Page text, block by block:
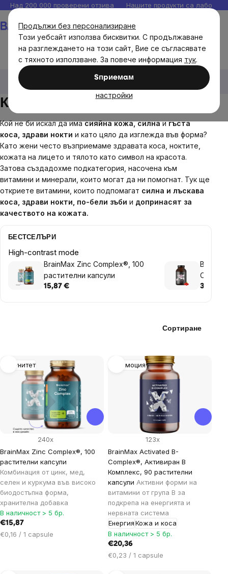
Продължи без персонализиране
Този уебсайт използва бисквитки. С продължаване
на разглеждането на този сайт, Вие се съгласявате
с тяхното използване. За повече информация тук.
Sпpиeмaм
настройки
Прескочи
към
съдържанието
Над 200 000 проверени отзива Нашите продукти са
Brainmax хранителни добавки
здраве
Кожа, коса, нокти
Кой не би искал да имасияйна кожа, силнаигъста
коса, здрави нокти и като цяло да изглежда във форма?
Като жени често възприемаме здравата коса, ноктите,
кожата на лицето и тялото като символ на красота.
Затова създадохме подкатегория, насочена към
витамини и минерали, които могат да ни помогнат. Тук ще
откриете витамини, които подпомагат силна и лъскава
коса, здрави нокти, по-бели зъби и допринасят за
качеството на кожата.
БЕСТСЕЛЪРИ
High-contrast mode
BrainMax Zinc Complex®, 100
растителни капсули
15,87 € 36,69 €
Сортиране
List
products
Имунитет
BrainMax Zinc Complex®, 100
растителни капсули
Комбинация от цинк, мед,
селен и куркума във високо
биодостъпна форма,
хранителна добавка
240x
В наличност > 5 бр.
€15,87
Цена
€0,16 / 1 capsule
Промоция
BrainMax Activated B-
Complex®, Активиран B
Комплекс, 90 растителни
капсули Активни форми на
витамини от група В за
подкрепа на енергията и
нервната система
ЕнергияКожа и коса
123x
В наличност > 5 бр.
€20,36
Цена
€0,23 / 1 capsule